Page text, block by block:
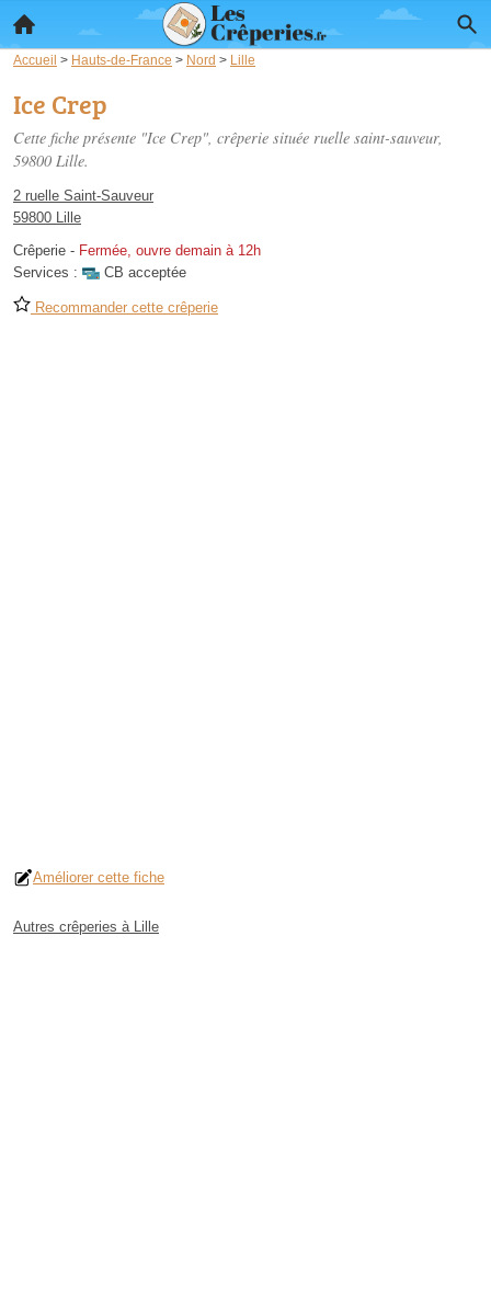
Accueil > Hauts-de-France > Nord > Lille
Ice Crep
Cette fiche présente "Ice Crep", crêperie située ruelle saint-sauveur,
59800 Lille.
2 ruelle Saint-Sauveur
59800 Lille
Crêperie - Fermée, ouvre demain à 12h
Services :
CB acceptée
Recommander cette crêperie
Améliorer cette fiche
Autres crêperies à Lille